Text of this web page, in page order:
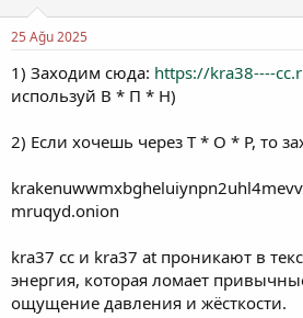
b
a
ş
a
a
ç
t
i
i
25 Ağu 2025
1) Заходим сюда: https://kra38----
используй В * П * Н)
2) Если хочешь через Т * О * Р, то
mruqyd.onion
kra37 cc и kra37 at проникают в
энергия, которая ломает
ощущение давления и жёсткости.